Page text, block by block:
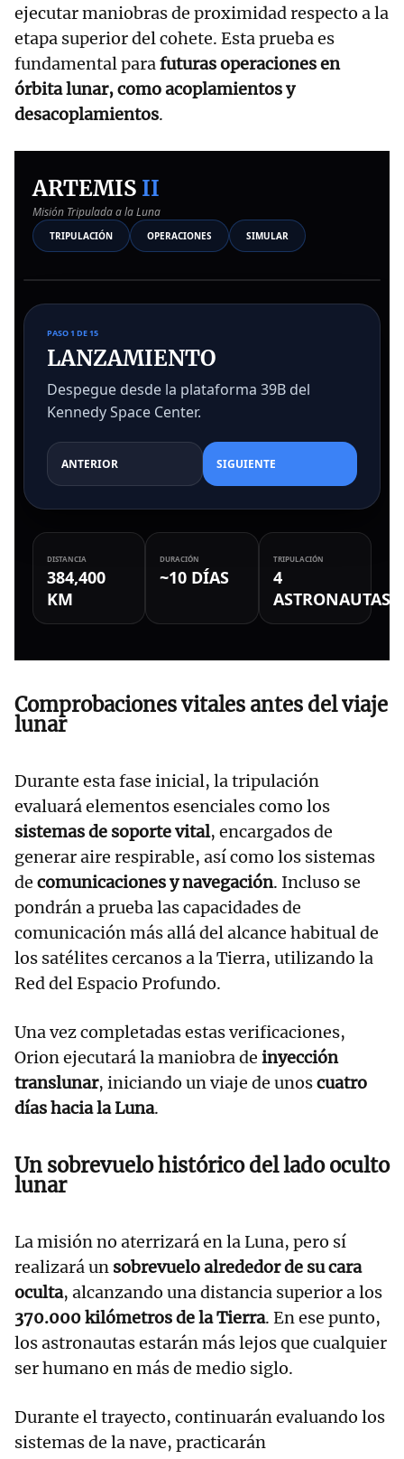
ejecutar maniobras de proximidad respecto a la
etapa superior del cohete. Esta prueba es
fundamental parafuturas operaciones en
órbita lunar, como acoplamientos y
desacoplamientos.
ARTEMIS II
Misión Tripulada a la Luna
TRIPULACIÓN OPERACIONES SIMULAR
🚀
1 2 3 4 5 6 7 8 9
10
11
12
13
14
15
PASO 1 DE 15
LANZAMIENTO
Despegue desde la plataforma 39B del
Kennedy Space Center.
ANTERIOR SIGUIENTE
DISTANCIA
384,400
KM
DURACIÓN
~10 DÍAS
TRIPULACIÓN
4
ASTRONAUTAS
Comprobaciones vitales antes del viaje
lunar
Durante esta fase inicial, la tripulación
evaluará elementos esenciales como los
sistemas de soporte vital, encargados de
generar aire respirable, así como los sistemas
de comunicaciones y navegación. Incluso se
pondrán a prueba las capacidades de
comunicación más allá del alcance habitual de
los satélites cercanos a la Tierra, utilizando la
Red del Espacio Profundo.
Una vez completadas estas verificaciones,
Orion ejecutará la maniobra de inyección
translunar, iniciando un viaje de unoscuatro
días hacia la Luna.
Un sobrevuelo histórico del lado oculto
lunar
La misión no aterrizará en la Luna, pero sí
realizará un sobrevuelo alrededor de su cara
oculta, alcanzando una distancia superior a los
370.000 kilómetros de la Tierra. En ese punto,
los astronautas estarán más lejos que cualquier
ser humano en más de medio siglo.
Durante el trayecto, continuarán evaluando los
sistemas de la nave, practicarán